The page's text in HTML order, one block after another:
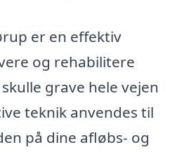
er en effektiv
og rehabilitere
grave hele vejen
teknik anvendes til
på dine afløbs- og